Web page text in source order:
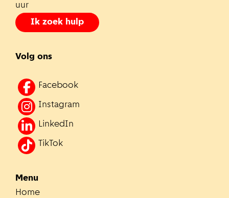
uur
Ik zoek hulp
Volg ons
Facebook
Instagram
LinkedIn
TikTok
Menu
Home